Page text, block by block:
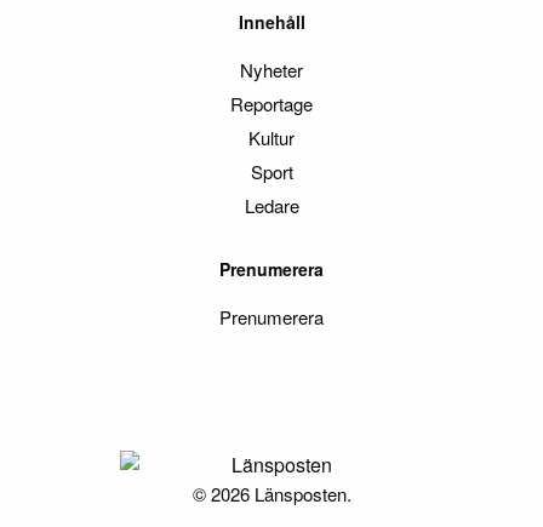
Innehåll
Nyheter
Reportage
Kultur
Sport
Ledare
Prenumerera
Prenumerera
© 2026 Länsposten.